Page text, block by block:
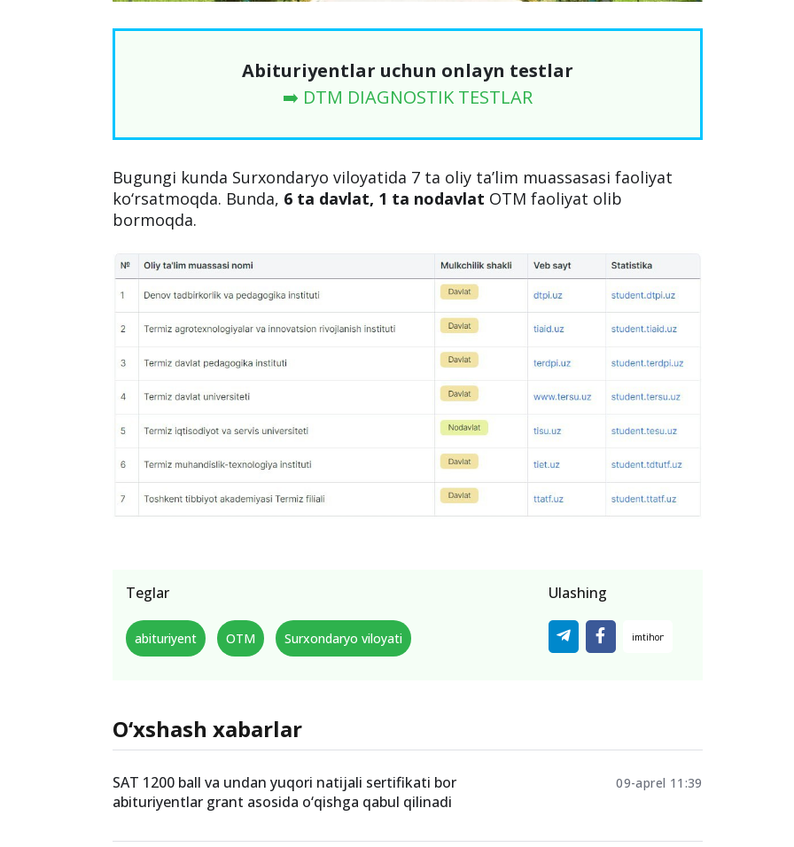
Abituriyentlar uchun onlayn testlar
➡️ DTM DIAGNOSTIK TESTLAR
Bugungi kunda Surxondaryo viloyatida 7 ta oliy ta’lim muassasasi faoliyat
ko‘rsatmoqda. Bunda, 6 ta davlat, 1 ta nodavlat OTM faoliyat olib
bormoqda.
Teglar
abituriyent OTM Surxondaryo viloyati
Ulashing
O‘xshash xabarlar
SAT 1200 ball va undan yuqori natijali sertifikati bor
abituriyentlar grant asosida o‘qishga qabul qilinadi
09-aprel 11:39